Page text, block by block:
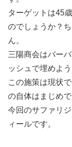
ターゲットは45
のでしょうか？
ん。
三陽商会はバー
ッシュで埋めよ
この施策は現状
の自体はまじめで
今回のサファリ
ィールです。